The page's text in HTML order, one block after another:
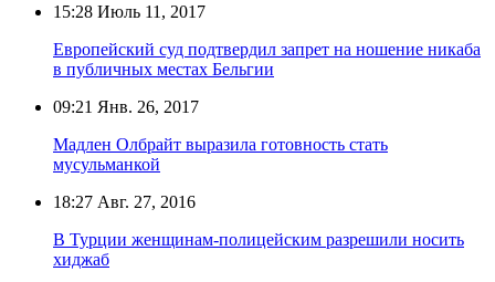
15:28 Июль 11, 2017
Европейский суд подтвердил запрет на ношение никаба
в публичных местах Бельгии
09:21 Янв. 26, 2017
Мадлен Олбрайт выразила готовность стать
мусульманкой
18:27 Авг. 27, 2016
В Турции женщинам-полицейским разрешили носить
хиджаб